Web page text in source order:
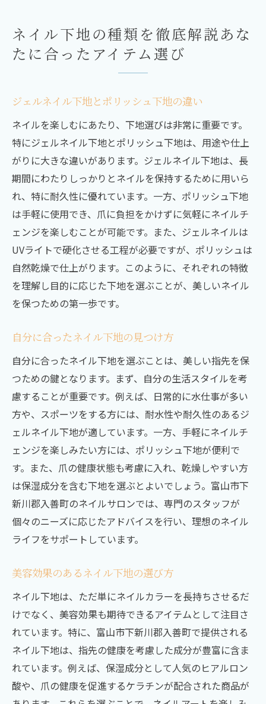
ネイル下地の種類を徹底解説あな
たに合ったアイテム選び
ジェルネイル下地とポリッシュ下地の違い
ネイルを楽しむにあたり、下地選びは非常に重要です。
特にジェルネイル下地とポリッシュ下地は、用途や仕上
がりに大きな違いがあります。ジェルネイル下地は、長
期間にわたりしっかりとネイルを保持するために用いら
れ、特に耐久性に優れています。一方、ポリッシュ下地
は手軽に使用でき、爪に負担をかけずに気軽にネイルチ
ェンジを楽しむことが可能です。また、ジェルネイルは
UVライトで硬化させる工程が必要ですが、ポリッシュは
自然乾燥で仕上がります。このように、それぞれの特徴
を理解し目的に応じた下地を選ぶことが、美しいネイル
を保つための第一歩です。
自分に合ったネイル下地の見つけ方
自分に合ったネイル下地を選ぶことは、美しい指先を保
つための鍵となります。まず、自分の生活スタイルを考
慮することが重要です。例えば、日常的に水仕事が多い
方や、スポーツをする方には、耐水性や耐久性のあるジ
ェルネイル下地が適しています。一方、手軽にネイルチ
ェンジを楽しみたい方には、ポリッシュ下地が便利で
す。また、爪の健康状態も考慮に入れ、乾燥しやすい方
は保湿成分を含む下地を選ぶとよいでしょう。富山市下
新川郡入善町のネイルサロンでは、専門のスタッフが
個々のニーズに応じたアドバイスを行い、理想のネイル
ライフをサポートしています。
美容効果のあるネイル下地の選び方
ネイル下地は、ただ単にネイルカラーを長持ちさせるだ
けでなく、美容効果も期待できるアイテムとして注目さ
れています。特に、富山市下新川郡入善町で提供される
ネイル下地は、指先の健康を考慮した成分が豊富に含ま
れています。例えば、保湿成分として人気のヒアルロン
酸や、爪の健康を促進するケラチンが配合された商品が